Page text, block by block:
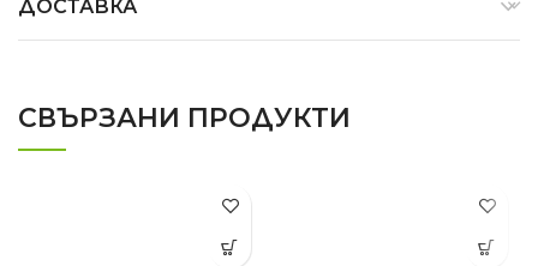
ДОСТАВКА
СВЪРЗАНИ ПРОДУКТИ